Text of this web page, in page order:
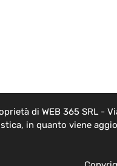
di WEB 365 SRL -
in quanto viene